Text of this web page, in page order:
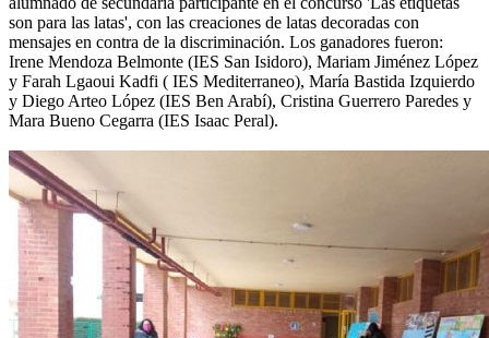
son para las latas', con las creaciones de latas decoradas con
mensajes en contra de la discriminación. Los ganadores fueron:
Irene Mendoza Belmonte (IES San Isidoro), Mariam Jiménez López
y Farah Lgaoui Kadfi ( IES Mediterraneo), María Bastida Izquierdo
y Diego Arteo López (IES Ben Arabí), Cristina Guerrero Paredes y
Mara Bueno Cegarra (IES Isaac Peral).